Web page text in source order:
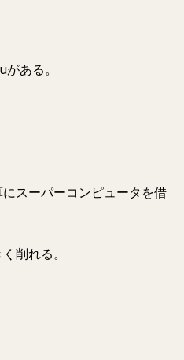
ある。
スーパーコンピュータを借
削れる。